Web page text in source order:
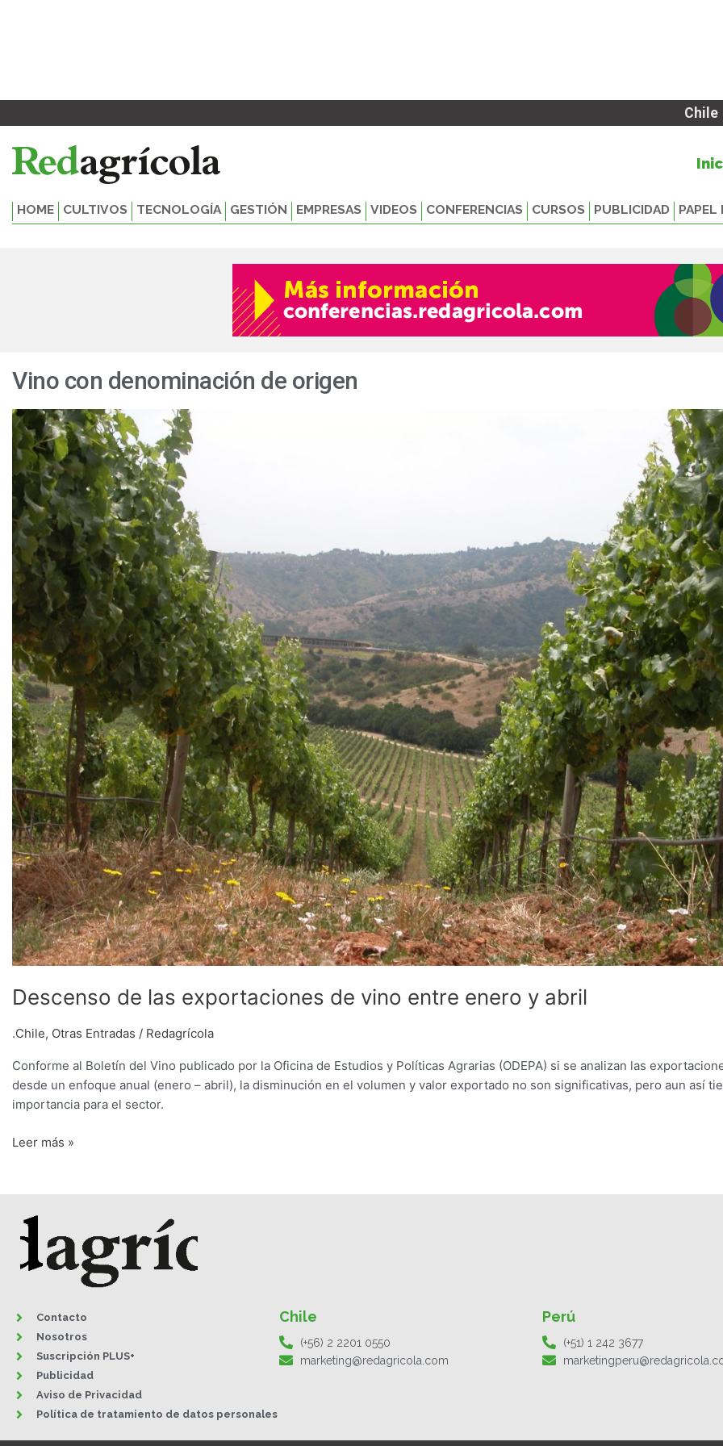
Chile
HOME CULTIVOS TECNOLOGÍA GESTIÓN EMPRESAS VIDEOS CONFERENCIAS CURSOS PUBLICIDAD PAPEL
Vino con denominación de origen
Descenso de las exportaciones de vino entre enero y abril
.Chile, Otras Entradas / Redagrícola
Conforme al Boletín del Vino publicado por la Oficina de Estudios y Políticas Agrarias (ODEPA) si se analizan las
desde un enfoque anual (enero – abril), la disminución en el volumen y valor exportado no son significativas, pero aun así
importancia para el sector.
Descenso
de
las
exportaciones
de
vino
entre
enero
y
abril
Leer más »
Contacto
Nosotros
Suscripción PLUS+
Publicidad
Aviso de Privacidad
Política de tratamiento de datos personales
Chile
(+56) 2 2201 0550
marketing@redagricola.com
Perú
(+51) 1 242 3677